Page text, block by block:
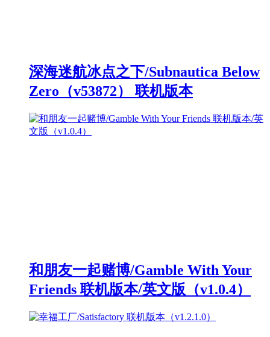
深海迷航冰点之下/Subnautica Below
Zero（v53872） 联机版本
和朋友一起赌博/Gamble With Your
Friends 联机版本/英文版（v1.0.4）